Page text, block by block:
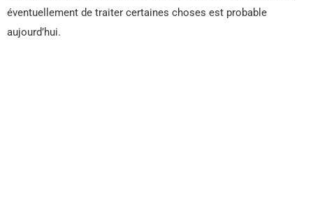
éventuellement de traiter certaines choses est probable
aujourd’hui.